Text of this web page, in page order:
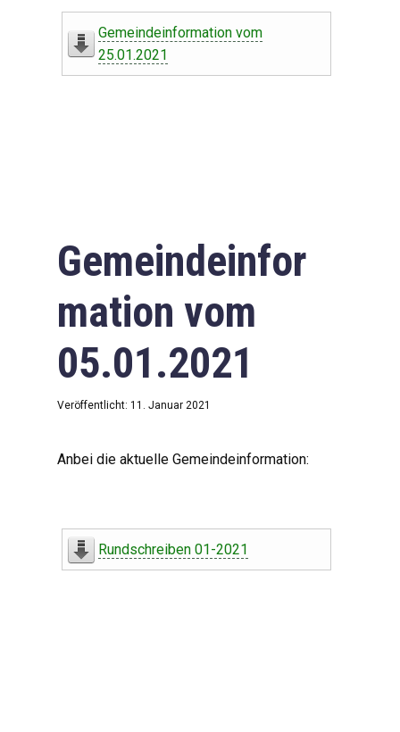
Gemeindeinformation vom
25.01.2021
Gemeindeinfor
mation vom
05.01.2021
Veröffentlicht: 11. Januar 2021
Anbei die aktuelle Gemeindeinformation:
Rundschreiben 01-2021